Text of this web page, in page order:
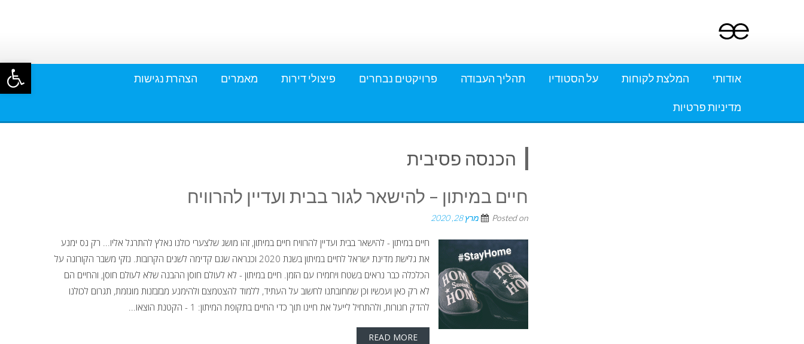
פתח אודותי המלצת לקוחות על הסטודיו תהליך העבודה פרויקטים נבחרים פיצולי דירות מאמרים הצהרת נגישות
מדיניות פרטיות
הכנסה פסיבית
חיים במיתון – להישאר לגור בבית ועדיין להרוויח
Posted on מרץ 28, 2020
חיים במיתון - להישאר בבית ועדיין להרוויח חיים במיתון, זהו מושג שלצערי כולנו נאלץ להתרגל אליו... רק נס ימנע
את גלישת מדינת ישראל לחיים במיתון בשנת 2020 וכנראה שגם קדימה לשנים הקרובות. נזקי משבר הקורונה על
הכלכלה כבר נראים בשטח ויחמירו עם הזמן. חיים במיתון - לא לעולם חוסן ההבנה שלא לעולם חוסן, והחיים הם
לא רק כאן ועכשיו וכן שמחובתנו לחשוב על העתיד, ללמוד להצטמצם ולהימנע מבזבזנות מוגזמת, תגרום לכולנו
להדק חגורות, ולהתחיל לייעל את חיינו תוך כדי החיים בתקופת המיתון: 1 - הקטנת הוצאו...
READ MORE